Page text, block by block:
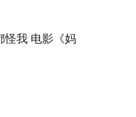
怪我 电影《妈